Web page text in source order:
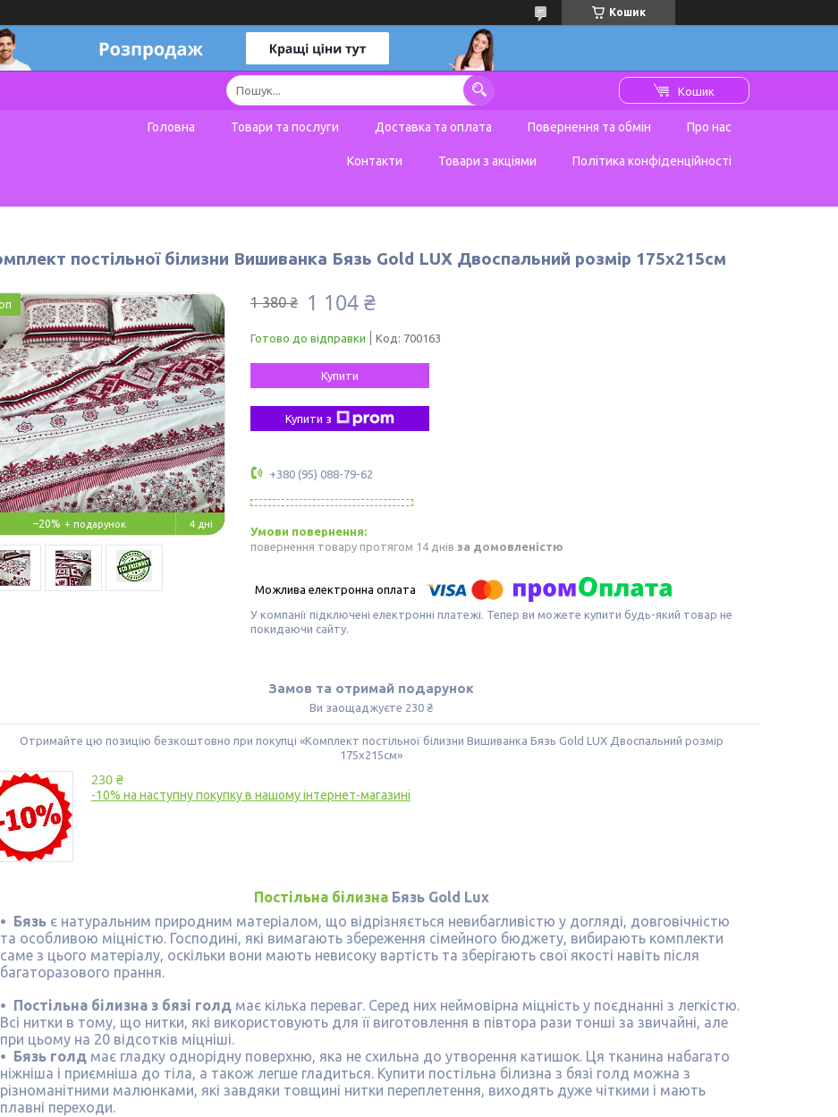
Кошик
Кошик
Головна Товари та послуги Доставка та оплата Повернення та обмін Про нас
Контакти Товари з акціями Політика конфіденційності
постільної білизни Вишиванка Бязь Gold LUX Двоспальний розмір 175х215см
–20% 4 дні
1 380 ₴ 1 104 ₴
Готово до відправки Код: 700163
Купити
Купити з
+380 (95) 088-79-62
повернення товару протягом 14 днів за домовленістю
У компанії підключені електронні платежі. Тепер ви можете купити будь-який товар не
покидаючи сайту.
Замов та отримай подарунок
Ви заощаджуєте 230 ₴
Отримайте цю позицію безкоштовно при покупці «Комплект постільної білизни Вишиванка Бязь Gold LUX Двоспальний розмір
175х215см»
230 ₴
-10% на наступну покупку в нашому інтернет-магазині
Постільна білизна Бязь Gold Lux
Бязь є натуральним природним матеріалом, що відрізняється невибагливістю у догляді, довговічністю
та особливою міцністю. Господині, які вимагають збереження сімейного бюджету, вибирають комплекти
саме з цього матеріалу, оскільки вони мають невисоку вартість та зберігають свої якості навіть після
багаторазового прання.
Постільна білизна з бязі голд має кілька переваг. Серед них неймовірна міцність у поєднанні з легкістю.
Всі нитки в тому, що нитки, які використовують для її виготовлення в півтора рази тонші за звичайні, але
при цьому на 20 відсотків міцніші.
Бязь голд має гладку однорідну поверхню, яка не схильна до утворення катишок. Ця тканина набагато
ніжніша і приємніша до тіла, а також легше гладиться. Купити постільна білизна з бязі голд можна з
різноманітними малюнками, які завдяки товщині нитки переплетення, виходять дуже чіткими і мають
плавні переходи.